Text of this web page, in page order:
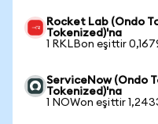
Rocket Lab (Ondo
Tokenized)'na
1 RKLBon eşittir
ServiceNow (Ondo
Tokenized)'na
1 NOWon eşittir